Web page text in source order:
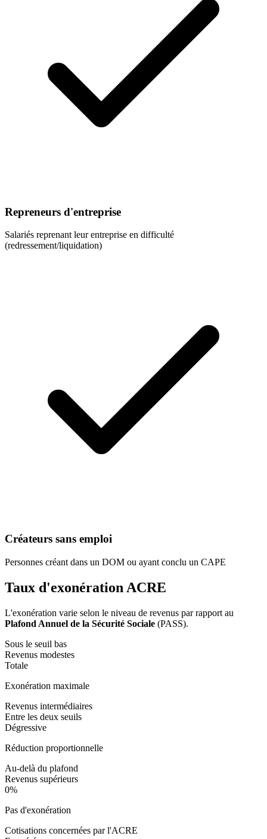
Repreneurs d'entreprise
Salariés reprenant leur entreprise en difficulté
(redressement/liquidation)
Créateurs sans emploi
Personnes créant dans un DOM ou ayant conclu un CAPE
Taux d'exonération ACRE
L'exonération varie selon le niveau de revenus par rapport au
Plafond Annuel de la Sécurité Sociale (PASS).
Sous le seuil bas
Revenus modestes
Totale
Exonération maximale
Revenus intermédiaires
Entre les deux seuils
Dégressive
Réduction proportionnelle
Au-delà du plafond
Revenus supérieurs
0%
Pas d'exonération
Cotisations concernées par l'ACRE